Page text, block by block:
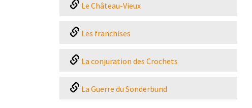
Le Château-Vieux
Les franchises
La conjuration des Crochets
La Guerre du Sonderbund